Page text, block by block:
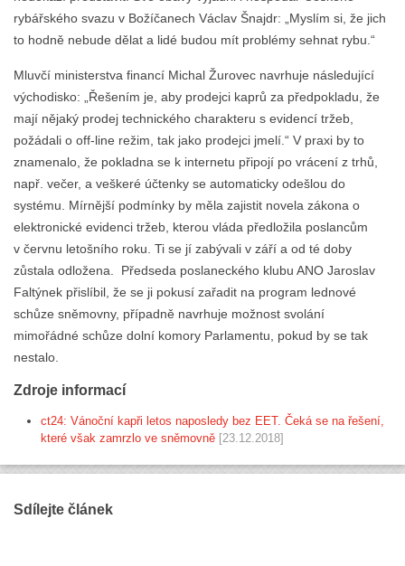
rybářského svazu v Božíčanech Václav Šnajdr: „Myslím si, že jich
to hodně nebude dělat a lidé budou mít problémy sehnat rybu.“
Mluvčí ministerstva financí Michal Žurovec navrhuje následující
východisko: „Řešením je, aby prodejci kaprů za předpokladu, že
mají nějaký prodej technického charakteru s evidencí tržeb,
požádali o off-line režim, tak jako prodejci jmelí.“ V praxi by to
znamenalo, že pokladna se k internetu připojí po vrácení z trhů,
např. večer, a veškeré účtenky se automaticky odešlou do
systému. Mírnější podmínky by měla zajistit novela zákona o
elektronické evidenci tržeb, kterou vláda předložila poslancům
v červnu letošního roku. Ti se jí zabývali v září a od té doby
zůstala odložena. Předseda poslaneckého klubu ANO Jaroslav
Faltýnek přislíbil, že se ji pokusí zařadit na program lednové
schůze sněmovny, případně navrhuje možnost svolání
mimořádné schůze dolní komory Parlamentu, pokud by se tak
nestalo.
Zdroje informací
ct24: Vánoční kapři letos naposledy bez EET. Čeká se na řešení,
které však zamrzlo ve sněmovně [23.12.2018]
Sdílejte článek